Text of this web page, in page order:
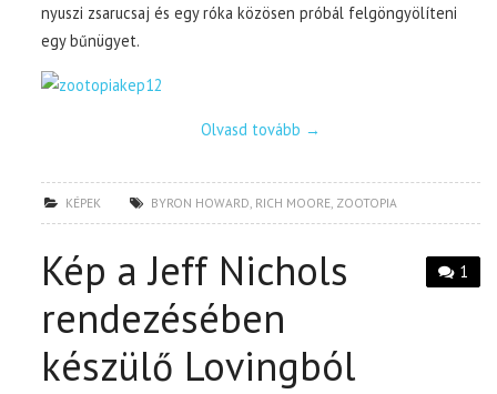
nyuszi zsarucsaj és egy róka közösen próbál felgöngyölíteni
egy bűnügyet.
Olvasd tovább →
KÉPEK BYRON HOWARD, RICH MOORE, ZOOTOPIA
1
Kép a Jeff Nichols
rendezésében
készülő Lovingból